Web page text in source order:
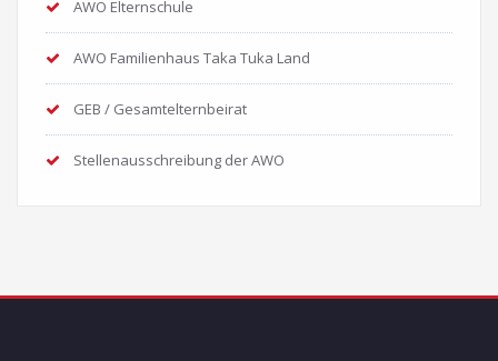
AWO Elternschule
AWO Familienhaus Taka Tuka Land
GEB / Gesamtelternbeirat
Stellenausschreibung der AWO